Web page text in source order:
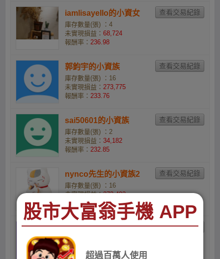
iamlisayello的小資女
庫存數量(張) ：4
未實現損益： 68,724
報酬率： 236.98
郭鈞宇的小資族
庫存數量(張) ：16
未實現損益： 273,775
報酬率： 233.76
sai50601的小資族
庫存數量(張) ：2
未實現損益： 34,182
報酬率： 232.85
nynco先生的小資族2
庫存數量(張) ：16
未實現損益：272,493
報酬率：230.15
陳怡安的小資族
庫存數量(張) ：40
未實現損益：
報酬率：226.61
股市大富翁手機 APP
超過百萬人使用